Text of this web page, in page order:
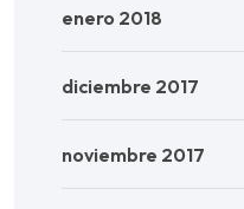
enero 2018
diciembre 2017
noviembre 2017